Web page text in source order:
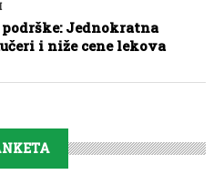
Jednokratna
i niže cene lekova